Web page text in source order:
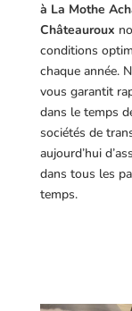
à La Mothe
Châteauroux
conditions
chaque année.
vous garantit
dans le temps
sociétés de
aujourd’hui
dans tous les
temps.